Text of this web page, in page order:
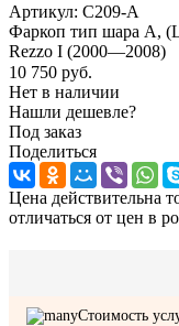
Артикул: C209-A
Фаркоп тип шара A,
Rezzo I (2000—2008)
10 750 руб.
Нет в наличии
Нашли дешевле?
Под заказ
Поделиться
Цена действительна
отличаться от цен в
Стоимость